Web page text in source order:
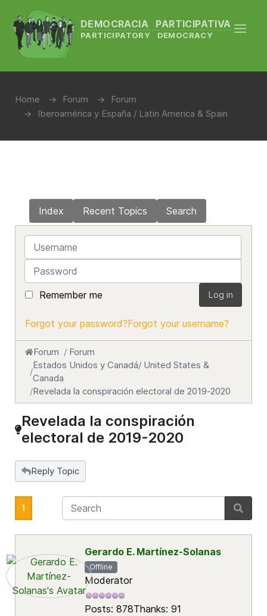
DEMOCRACIA PARTICIPATIVA
PARTICIPATORY DEMOCRACY
Home Forum
Forum
Iberoamérica y España / Latin America & Spain
Index Recent Topics Search
Username
Password
Remember me Log in
Forgot your password?Forgot your username?
Forum
Forum
Estados Unidos y Canadá/ United States &
Canada
Revelada la conspiración electoral de 2019-2020
Revelada la conspiración
electoral de 2019-2020
Reply Topic
1
Gerardo E. Martínez-Solanas
Offline
Moderator
Posts: 878Thanks: 91